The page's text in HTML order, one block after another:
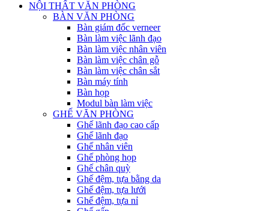
NỘI THẤT VĂN PHÒNG
BÀN VĂN PHÒNG
Bàn giám đốc verneer
Bàn làm việc lãnh đạo
Bàn làm việc nhân viên
Bàn làm việc chân gỗ
Bàn làm việc chân sắt
Bàn máy tính
Bàn họp
Modul bàn làm việc
GHẾ VĂN PHÒNG
Ghế lãnh đạo cao cấp
Ghế lãnh đạo
Ghế nhân viên
Ghế phòng họp
Ghế chân quỳ
Ghế đệm, tựa bằng da
Ghế đệm, tựa lưới
Ghế đệm, tựa nỉ